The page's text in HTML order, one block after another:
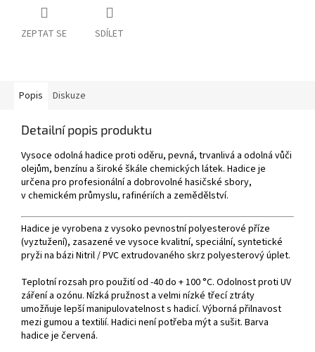
ZEPTAT SE SDÍLET
Popis Diskuze
Detailní popis produktu
Vysoce odolná hadice proti oděru, pevná, trvanlivá a odolná vůči
olejům, benzínu a široké škále chemických látek. Hadice je
určena pro profesionální a dobrovolné hasičské sbory,
v chemickém průmyslu, rafinériích a zemědělství.
Hadice je vyrobena z vysoko pevnostní polyesterové příze
(vyztužení), zasazené ve vysoce kvalitní, speciální, syntetické
pryži na bázi Nitril / PVC extrudovaného skrz polyesterový úplet.
Teplotní rozsah pro použití od -40 do + 100 °C. Odolnost proti UV
záření a ozónu. Nízká pružnost a velmi nízké třecí ztráty
umožňuje lepší manipulovatelnost s hadicí. Výborná přilnavost
mezi gumou a textilií. Hadici není potřeba mýt a sušit. Barva
hadice je červená.